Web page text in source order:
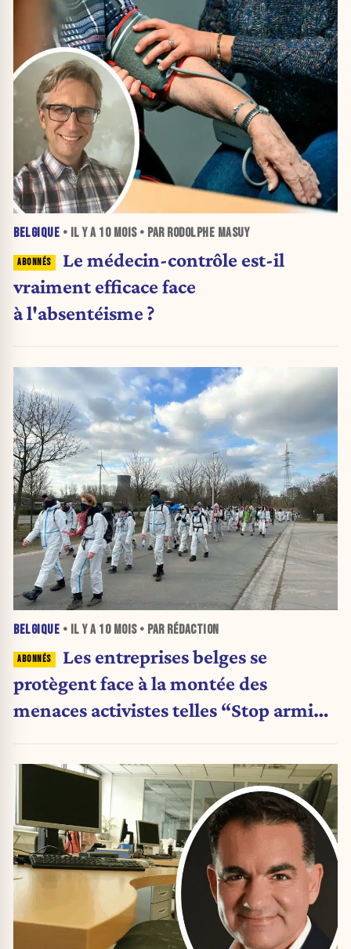
BELGIQUE • IL Y A 10 MOIS• PAR RODOLPHE MASUY
Le médecin-contrôle est-il
vraiment efficace face
à l'absentéisme ?
BELGIQUE • IL Y A 10 MOIS• PAR RÉDACTION
Les entreprises belges se
protègent face à la montée des
menaces activistes telles “Stop arming